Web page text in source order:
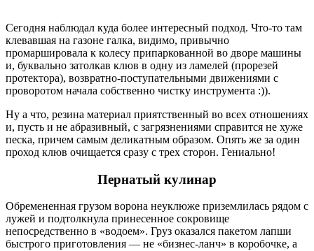
Сегодня наблюдал куда более интересный подход. Что-то там
клевавшая на газоне галка, видимо, привычно
промаршировала к колесу припаркованной во дворе машины
и, буквально затолкав клюв в одну из ламелей (прорезей
протектора), возвратно-поступательными движениями с
проворотом начала собственно чистку инструмента :)).
Ну а что, резина материал приятственный во всех отношениях
и, пусть и не абразивный, с загрязнениями справится не хуже
песка, причем самым деликатным образом. Опять же за один
проход клюв очищается сразу с трех сторон. Гениально!
Пернатый кулинар
Обремененная грузом ворона неуклюже приземлилась рядом с
лужей и подтолкнула принесенное сокровище
непосредственно в «водоем». Груз оказался пакетом лапши
быстрого приготовления — не «бизнес-ланч» в коробочке, а